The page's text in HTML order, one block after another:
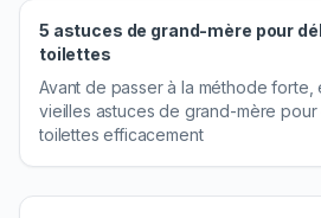
5 astuces de grand-mère pour
toilettes
Avant de passer à la méthode forte,
vieilles astuces de grand-mère
toilettes efficacement